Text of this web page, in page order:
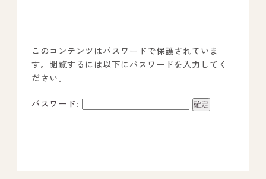
事業所のご案内
－ オールピース宗像事業所
－ オールピース福津事業所
このコンテンツはパスワードで保護されていま
す。閲覧するには以下にパスワードを入力してく
ださい。
パスワード: